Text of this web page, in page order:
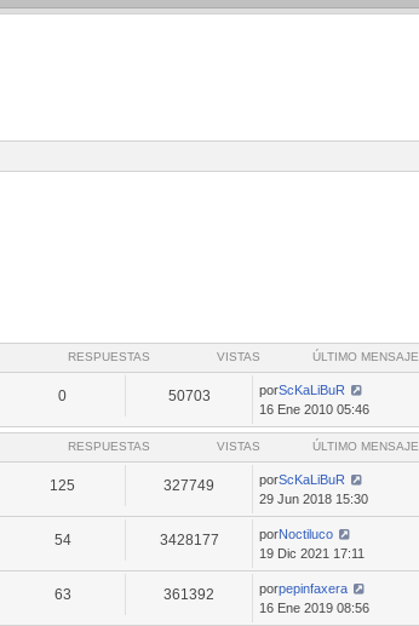
RESPUESTAS VISTAS ÚLTIMO MENSAJE
0 50703 porScKaLiBuR
16 Ene 2010 05:46
RESPUESTAS VISTAS ÚLTIMO MENSAJE
125 327749 porScKaLiBuR
29 Jun 2018 15:30
54 3428177 porNoctiluco
19 Dic 2021 17:11
63 361392 porpepinfaxera
16 Ene 2019 08:56